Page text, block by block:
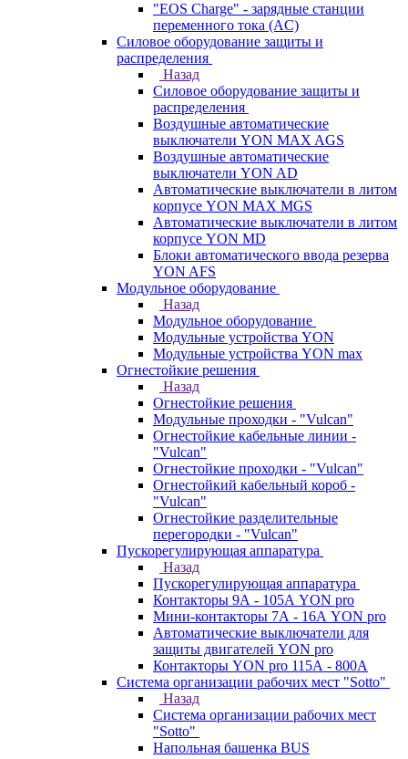
"EOS Charge" - зарядные станции
переменного тока (AC)
Силовое оборудование защиты и
распределения
Назад
Силовое оборудование защиты и
распределения
Воздушные автоматические
выключатели YON MAX AGS
Воздушные автоматические
выключатели YON AD
Автоматические выключатели в литом
корпусе YON MAX MGS
Автоматические выключатели в литом
корпусе YON MD
Блоки автоматического ввода резерва
YON AFS
Модульное оборудование
Назад
Модульное оборудование
Модульные устройства YON
Модульные устройства YON max
Огнестойкие решения
Назад
Огнестойкие решения
Модульные проходки - "Vulcan"
Огнестойкие кабельные линии -
"Vulcan"
Огнестойкие проходки - "Vulcan"
Огнестойкий кабельный короб -
"Vulcan"
Огнестойкие разделительные
перегородки - "Vulcan"
Пускорегулирующая аппаратура
Назад
Пускорегулирующая аппаратура
Контакторы 9А - 105А YON pro
Мини-контакторы 7А - 16А YON pro
Автоматические выключатели для
защиты двигателей YON pro
Контакторы YON pro 115А - 800А
Система организации рабочих мест "Sotto"
Назад
Система организации рабочих мест
"Sotto"
Напольная башенка BUS